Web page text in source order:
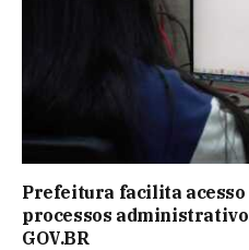
Prefeitura facilita acesso
processos
GOV.BR